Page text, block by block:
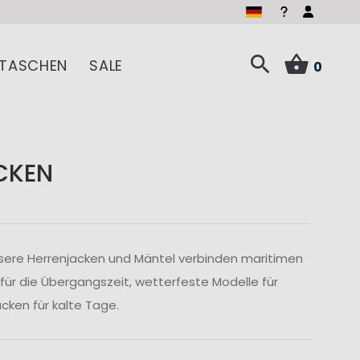
TASCHEN SALE 0
Herrenjacken und Mäntel verbinden maritimen
die Übergangszeit, wetterfeste Modelle für
für kalte Tage.